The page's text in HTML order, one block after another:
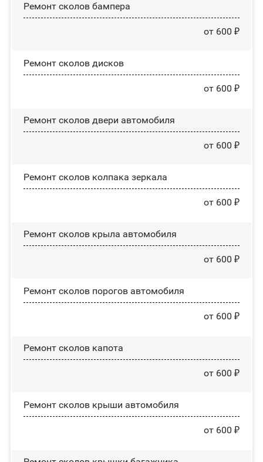
Ремонт сколов бампера
от 600 ₽
Ремонт сколов дисков
от 600 ₽
Ремонт сколов двери автомобиля
от 600 ₽
Ремонт сколов колпака зеркала
от 600 ₽
Ремонт сколов крыла автомобиля
от 600 ₽
Ремонт сколов порогов автомобиля
от 600 ₽
Ремонт сколов капота
от 600 ₽
Ремонт сколов крыши автомобиля
от 600 ₽